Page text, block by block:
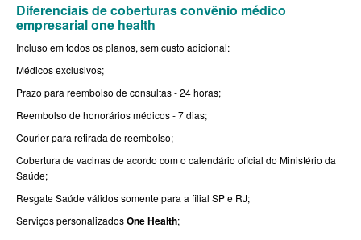
PLENA PLANO DE SAÚDE INDIVIDUAL
QSAUDE PLANO DE SAÚDE INDIVIDUAL
SANTA HELENA PLANO DE SAÚDE INDIVIDUAL
SÃO CRISTOVÃO PLANO DE SAÚDE INDIVIDUAL
SÃO MIGUEL PLANO DE SAÚDE INDIVIDUAL
TOTAL MEDCARE PLANO DE SAÚDE INDIVIDUAL
Diferenciais de coberturas convênio médico
empresarial one health
Incluso em todos os planos, sem custo adicional:
Médicos exclusivos;
Prazo para reembolso de consultas - 24 horas;
Reembolso de honorários médicos - 7 dias;
Courier para retirada de reembolso;
Cobertura de vacinas de acordo com o calendário oficial do Ministério da
Saúde;
Resgate Saúde válidos somente para a filial SP e RJ;
Serviços personalizadosOne Health;